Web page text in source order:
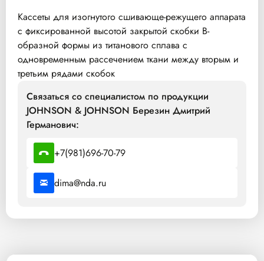
Кассеты для изогнутого сшивающе-режущего аппарата
с фиксированной высотой закрытой скобки В-
образной формы из титанового сплава с
одновременным рассечением ткани между вторым и
третьим рядами скобок
Связаться со специалистом по продукции
JOHNSON & JOHNSON Березин Дмитрий
Германович:
+7(981)696-70-79
dima@nda.ru